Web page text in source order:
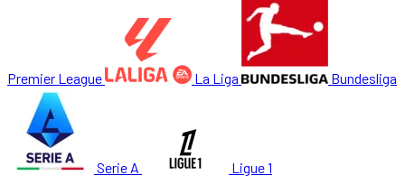
Premier League La Liga Bundesliga
Serie A Ligue 1